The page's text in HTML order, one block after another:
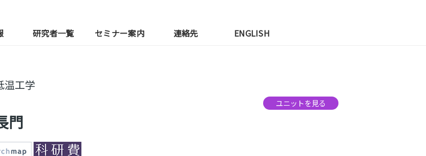
研究者一覧 セミナー案内 連絡先 ENGLISH
温工学
ユニットを見る
門